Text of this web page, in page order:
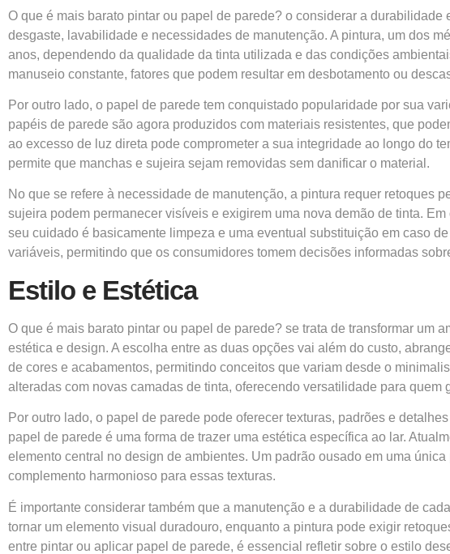
O que é mais barato pintar ou papel de parede? o considerar a
desgaste, lavabilidade e necessidades de manutenção. A pintura, um dos
anos, dependendo da qualidade da tinta utilizada e das condições
manuseio constante, fatores que podem resultar em desbotamento ou
Por outro lado, o papel de parede tem conquistado popularidade por sua
papéis de parede são agora produzidos com materiais resistentes, que
ao excesso de luz direta pode comprometer a sua integridade ao longo do
permite que manchas e sujeira sejam removidas sem danificar o material.
No que se refere à necessidade de manutenção, a pintura requer retoques
sujeira podem permanecer visíveis e exigirem uma nova demão de tinta.
seu cuidado é basicamente limpeza e uma eventual substituição em caso
variáveis, permitindo que os consumidores tomem decisões informadas
Estilo e Estética
O que é mais barato pintar ou papel de parede? se trata de transformar um
estética e design. A escolha entre as duas opções vai além do custo,
de cores e acabamentos, permitindo conceitos que variam desde o
alteradas com novas camadas de tinta, oferecendo versatilidade para quem
Por outro lado, o papel de parede pode oferecer texturas, padrões e
papel de parede é uma forma de trazer uma estética específica ao lar.
elemento central no design de ambientes. Um padrão ousado em uma
complemento harmonioso para essas texturas.
É importante considerar também que a manutenção e a durabilidade de
tornar um elemento visual duradouro, enquanto a pintura pode exigir
entre pintar ou aplicar papel de parede, é essencial refletir sobre o estilo